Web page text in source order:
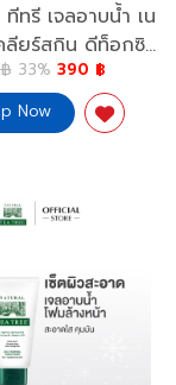
ทรี เจลอาบน้ำ เน
ลียร์สกิน ดีท็อกซิ
ดี้ วอช 500 มล.2
ขวด Tea Tree
ClearSkin Mild
Body Wash 2
Free 1
33% 390 ฿
Now